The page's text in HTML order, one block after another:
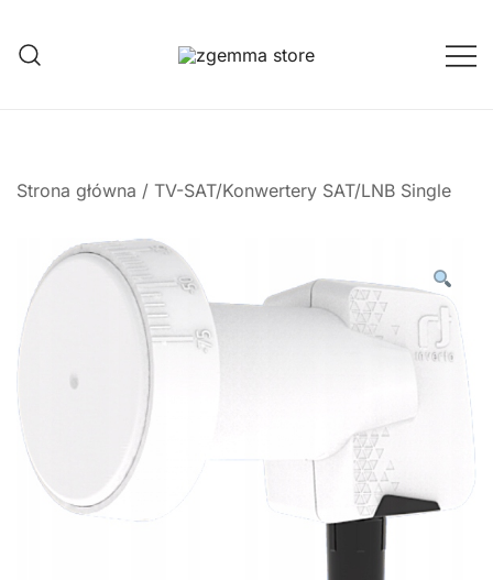
treści
Strona główna / TV-SAT/Konwertery SAT/LNB Single